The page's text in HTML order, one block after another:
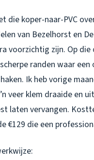
die koper-naar-PVC
van Bezelhorst en
voorzichtig zijn. Op die
randen waar
Ik heb vorige
veer klem draaide en
laten vervangen.
€129 die een